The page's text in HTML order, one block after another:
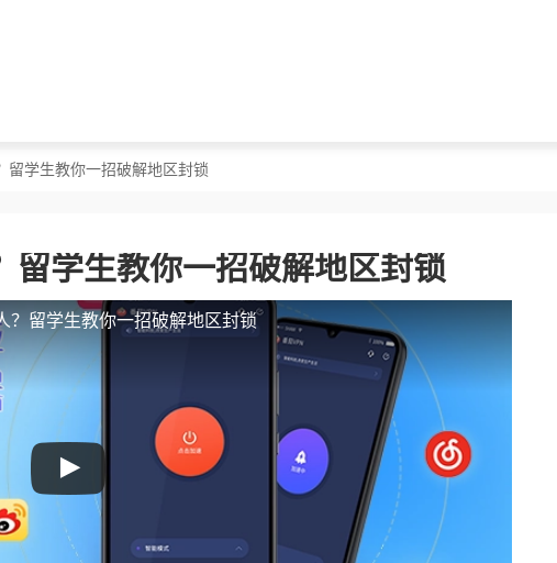
留学生教你一招破解地区封锁
留学生教你一招破解地区封锁
？留学生教你一招破解地区封锁